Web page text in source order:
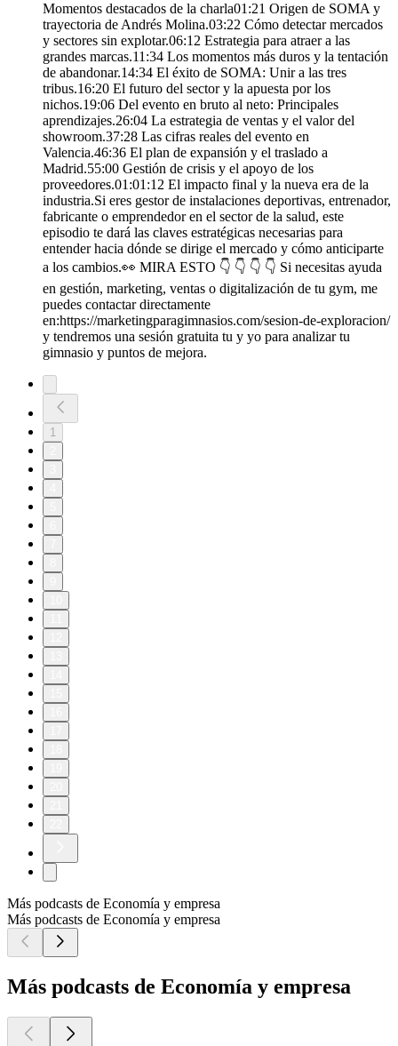
Momentos destacados de la charla01:21 Origen de SOMA y
trayectoria de Andrés Molina.03:22 Cómo detectar mercados
y sectores sin explotar.06:12 Estrategia para atraer a las
grandes marcas.11:34 Los momentos más duros y la tentación
de abandonar.14:34 El éxito de SOMA: Unir a las tres
tribus.16:20 El futuro del sector y la apuesta por los
nichos.19:06 Del evento en bruto al neto: Principales
aprendizajes.26:04 La estrategia de ventas y el valor del
showroom.37:28 Las cifras reales del evento en
Valencia.46:36 El plan de expansión y el traslado a
Madrid.55:00 Gestión de crisis y el apoyo de los
proveedores.01:01:12 El impacto final y la nueva era de la
industria.Si eres gestor de instalaciones deportivas, entrenador,
fabricante o emprendedor en el sector de la salud, este
episodio te dará las claves estratégicas necesarias para
entender hacia dónde se dirige el mercado y cómo anticiparte
a los cambios.👀 MIRA ESTO 👇 👇 👇 👇 Si necesitas ayuda
en gestión, marketing, ventas o digitalización de tu gym, me
puedes contactar directamente
en:https://marketingparagimnasios.com/sesion-de-exploracion/
y tendremos una sesión gratuita tu y yo para analizar tu
gimnasio y puntos de mejora.
1
Más podcasts de Economía y empresa
Más podcasts de Economía y empresa
Más podcasts de Economía y empresa